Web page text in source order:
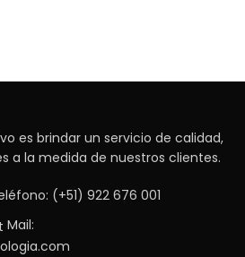
es brindar un servicio de calidad,
a la medida de nuestros clientes.
(+51) 922 676 001
Mail: